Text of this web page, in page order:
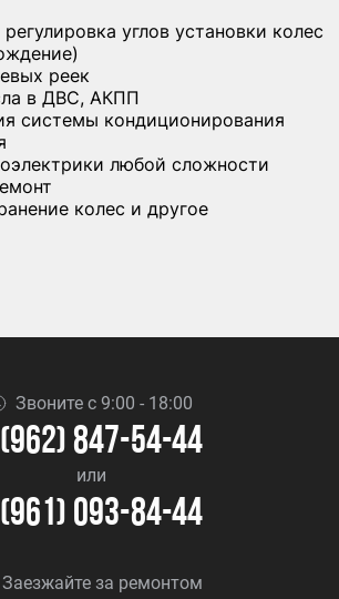
углов установки колес
реек
в ДВС, АКПП
системы кондиционирования
любой сложности
колес и другое
Звоните с 9:00 - 18:00
847-54-44
или
093-84-44
Заезжайте за ремонтом